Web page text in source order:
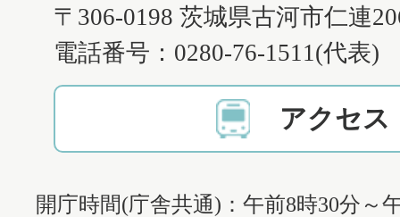
〒306-0198 茨城県古河市仁連
電話番号：0280-76-1511(代表)
アクセス
開庁時間(庁舎共通)：午前8時30分～